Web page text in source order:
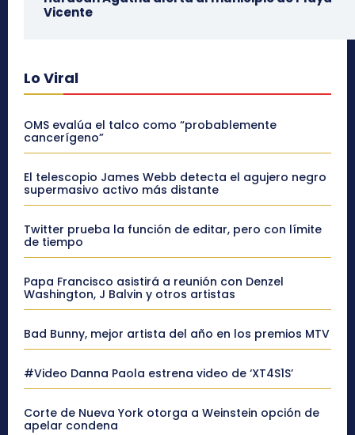
Vicente
Lo Viral
OMS evalúa el talco como “probablemente
cancerígeno”
El telescopio James Webb detecta el agujero negro
supermasivo activo más distante
Twitter prueba la función de editar, pero con límite
de tiempo
Papa Francisco asistirá a reunión con Denzel
Washington, J Balvin y otros artistas
Bad Bunny, mejor artista del año en los premios MTV
#Video Danna Paola estrena video de ‘XT4S1S’
Corte de Nueva York otorga a Weinstein opción de
apelar condena